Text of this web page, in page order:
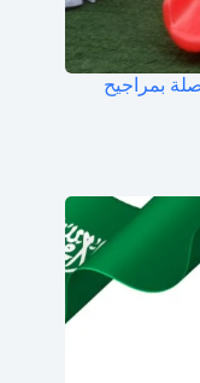
بمراجيح